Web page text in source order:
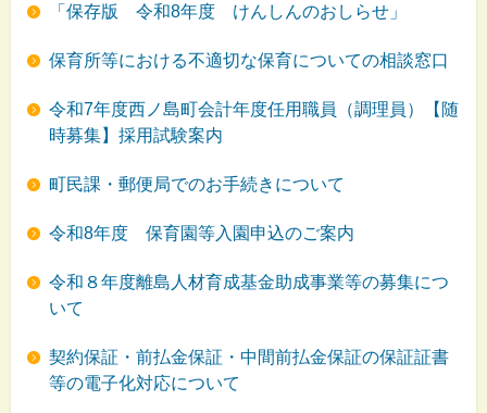
「保存版 令和8年度 けんしんのおしらせ」
保育所等における不適切な保育についての相談窓口
令和7年度西ノ島町会計年度任用職員（調理員）【随
時募集】採用試験案内
町民課・郵便局でのお手続きについて
令和8年度 保育園等入園申込のご案内
令和８年度離島人材育成基金助成事業等の募集につ
いて
契約保証・前払金保証・中間前払金保証の保証証書
等の電子化対応について